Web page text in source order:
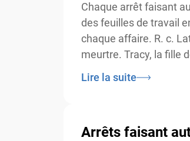
Chaque arrêt faisant
des feuilles de travail
chaque affaire. R. c.
meurtre. Tracy, la fille
Lire la suite
Arrêts faisant